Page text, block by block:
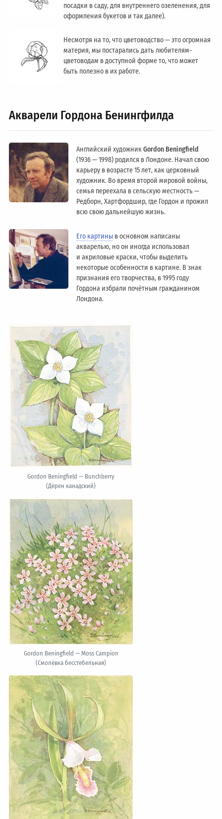
посадки в саду, для внутреннего озеленения, для
оформления букетов и так далее).
Несмотря на то, что цветоводство — это огромная
материя, мы постарались дать любителям-
цветоводам в доступной форме то, что может
быть полезно в их работе.
Акварели Гордона Бенингфилда
Английский художникGordon Beningfield
(1936 — 1998) родился в Лондоне. Начал свою
карьеру в возрасте 15 лет, как церковный
художник. Во время второй мировой войны,
семья переехала в сельскую местность —
Редборн, Хартфордшир, где Гордон и прожил
всю свою дальнейшую жизнь.
Его картины в основном написаны
акварелью, но он иногда использовал
и акриловые краски, чтобы выделить
некоторые особенности в картине. В знак
признания его творчества, в 1995 году
Гордона избрали почётным гражданином
Лондонa.
Gordon Beningfield — Bunchberry
(Дёрен канадский)
Gordon Beningfield — Moss Campion
(Смолёвка бесстебельная)